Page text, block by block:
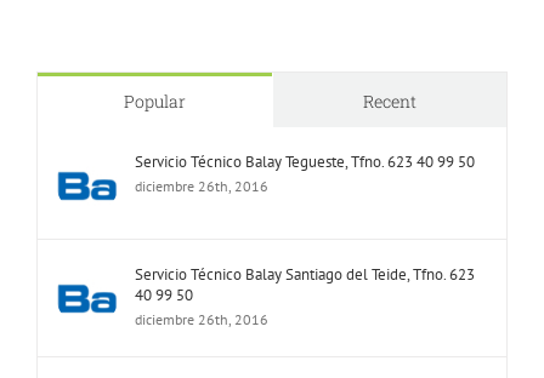
Popular Recent
Servicio Técnico Balay Tegueste, Tfno. 623 40 99 50
diciembre 26th, 2016
Servicio Técnico Balay Santiago del Teide, Tfno. 623
40 99 50
diciembre 26th, 2016